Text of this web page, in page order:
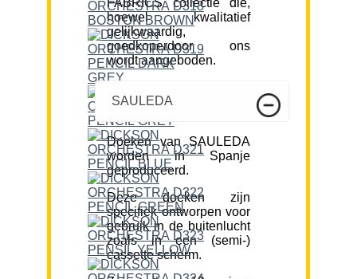
hoewel kwalitatief
gelijkwaardig,
goedkoperdoor ons
wordt aangeboden.
SAULEDA
Doeken van SAULEDA
worden in Spanje
geproduceerd.
Deze doeken zijn
specifiek ontworpen voor
gebruik in de buitenlucht
zoals in een (semi-)
cassette scherm.